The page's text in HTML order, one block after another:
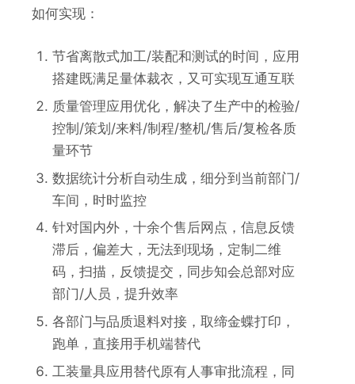
如何实现：
节省离散式加工/装配和测试的时间，应用
搭建既满足量体裁衣，又可实现互通互联
质量管理应用优化，解决了生产中的检验/
控制/策划/来料/制程/整机/售后/复检各质
量环节
数据统计分析自动生成，细分到当前部门/
车间，时时监控
针对国内外，十余个售后网点，信息反馈
滞后，偏差大，无法到现场，定制二维
码，扫描，反馈提交，同步知会总部对应
部门/人员，提升效率
各部门与品质退料对接，取缔金蝶打印，
跑单，直接用手机端替代
工装量具应用替代原有人事审批流程，同